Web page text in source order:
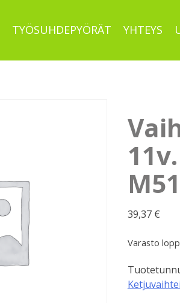
TYÖSUHDEPYÖRÄT YHTEYS
39,37 €
Varasto